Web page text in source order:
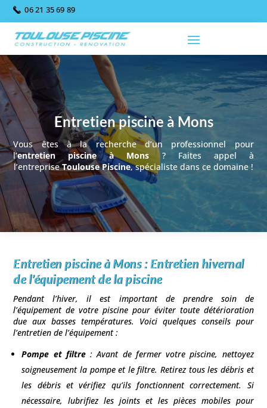
06 21 35 69 89
Entretien piscine à Mons
Vous êtes à la recherche d’un professionnel pour
l’entretien piscine à Mons
? Faites appel à
l’entrepriseToulouse Piscine, spécialiste dans ce domaine !
Entretien piscine à Mons : Entretien hivernal
de l’équipement de la piscine
Pendant l’hiver, il est important de prendre soin de
l’équipement de votre piscine pour éviter toute détérioration
due aux basses températures. Voici quelques conseils pour
l’entretien de l’équipement :
Pompe et filtre : Avant de fermer votre piscine, nettoyez
soigneusement la pompe et le filtre. Retirez tous les débris et
les débris et vérifiez qu’ils fonctionnent correctement. Si
nécessaire, lubrifiez les joints et les pièces mobiles pour